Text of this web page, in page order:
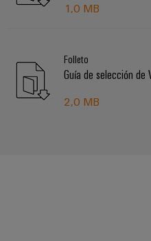
1,0 MB
Folleto
Guía de selección de
2,0 MB